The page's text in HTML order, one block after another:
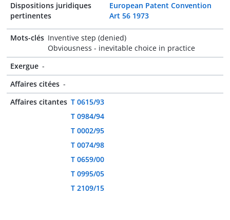
Dispositions juridiques
pertinentes
European Patent Convention
Art 56 1973
Mots-clés Inventive step (denied)
Obviousness - inevitable choice in practice
Exergue -
Affaires citées -
Affaires citantes T 0615/93
T 0984/94
T 0002/95
T 0074/98
T 0659/00
T 0995/05
T 2109/15